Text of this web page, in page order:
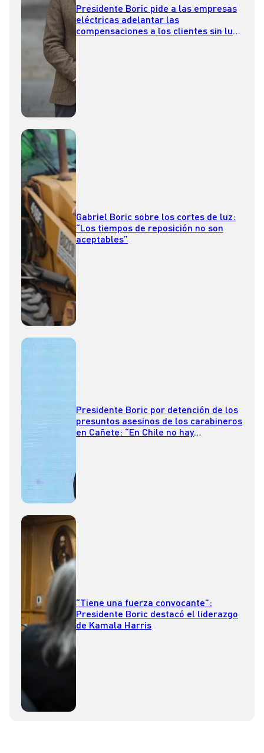
Presidente Boric pide a las empresas
eléctricas adelantar las
compensaciones a los clientes sin luz
Gabriel Boric sobre los cortes de luz:
“Los tiempos de reposición no son
aceptables”
Presidente Boric por detención de los
presuntos asesinos de los carabineros
en Cañete: “En Chile no hay
“Tiene una fuerza convocante”:
Presidente Boric destacó el liderazgo
de Kamala Harris